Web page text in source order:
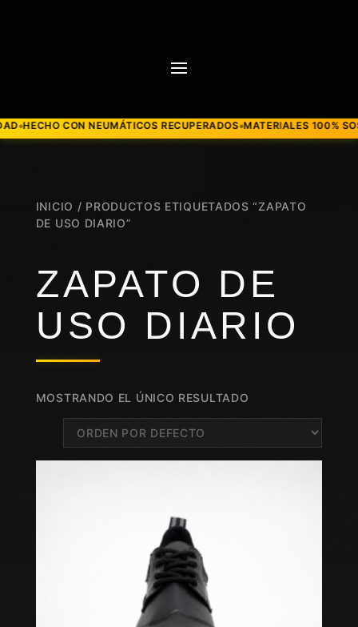
CON NEUMÁTICOS RECUPERADOS●MATERIALES 100%
INICIO / PRODUCTOS ETIQUETADOS “ZAPATO
DE USO DIARIO”
ZAPATO DE
USO DIARIO
MOSTRANDO EL ÚNICO RESULTADO